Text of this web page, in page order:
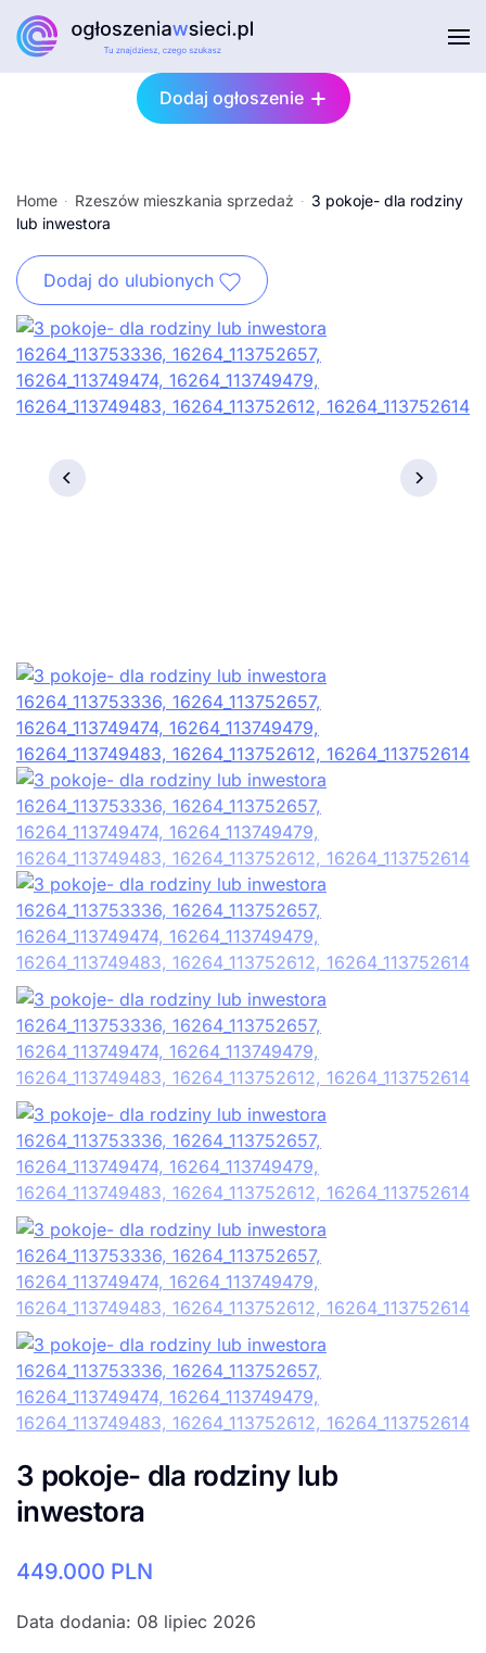
Dodaj ogłoszenie
Home Rzeszów mieszkania sprzedaż
3 pokoje- dla rodziny
lub inwestora
Dodaj do ulubionych
3 pokoje- dla rodziny lub
inwestora
449.000 PLN
Data dodania: 08 lipiec 2026